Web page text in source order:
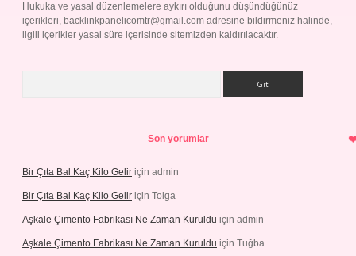
Hukuka ve yasal düzenlemelere aykırı olduğunu düşündüğünüz
içerikleri, backlinkpanelicomtr@gmail.com adresine bildirmeniz halinde,
ilgili içerikler yasal süre içerisinde sitemizden kaldırılacaktır.
Son yorumlar
Bir Çıta Bal Kaç Kilo Gelir için admin
Bir Çıta Bal Kaç Kilo Gelir için Tolga
Aşkale Çimento Fabrikası Ne Zaman Kuruldu için admin
Aşkale Çimento Fabrikası Ne Zaman Kuruldu için Tuğba